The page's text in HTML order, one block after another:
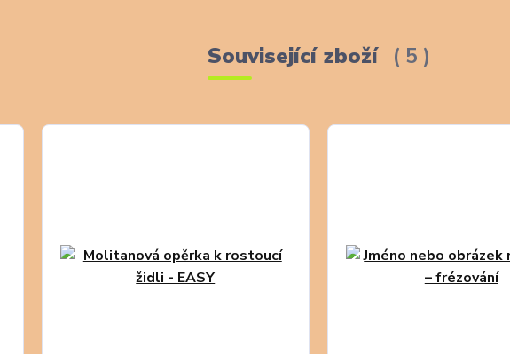
Související zboží 5